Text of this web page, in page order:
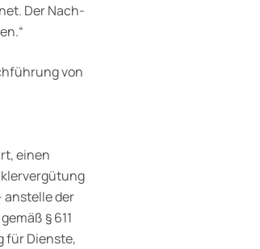
Der Nach­
von
einen
anstelle der
§ 611
für Dienste,